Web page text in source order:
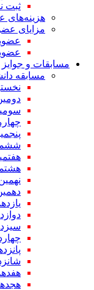
ثبت
هزینه‌های
مزایای
مسابقات و جوایز
مسابقه